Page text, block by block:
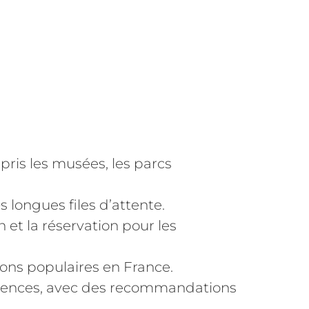
les musées, les parcs
longues files d’attente.
et la réservation pour les
populaires en France.
avec des recommandations